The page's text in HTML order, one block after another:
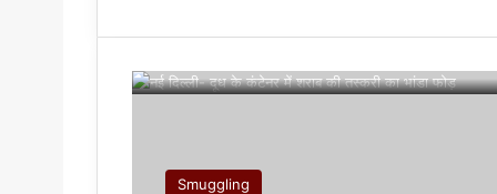
Smuggling